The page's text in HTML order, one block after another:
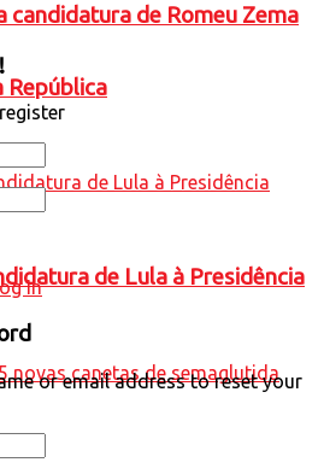
candidatura de Romeu Zema
República
de Lula à Presidência
In
or email address to reset your